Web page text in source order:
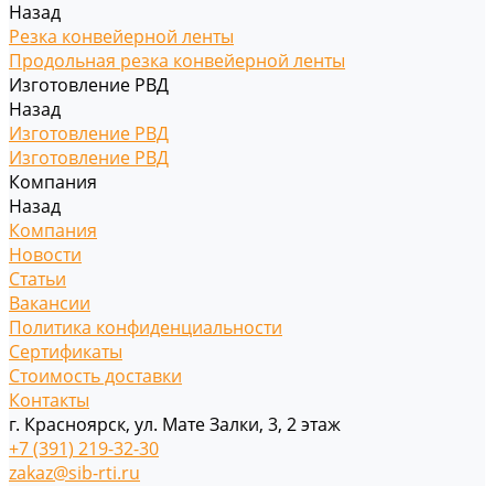
Назад
Резка конвейерной ленты
Продольная резка конвейерной ленты
Изготовление РВД
Назад
Изготовление РВД
Изготовление РВД
Компания
Назад
Компания
Новости
Статьи
Вакансии
Политика конфиденциальности
Сертификаты
Стоимость доставки
Контакты
г. Красноярск, ул. Мате Залки, 3, 2 этаж
+7 (391) 219-32-30
zakaz@sib-rti.ru